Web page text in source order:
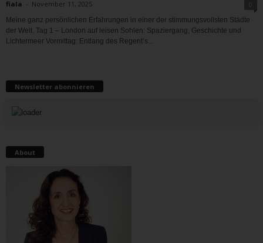
fiala - November 11, 2025
Meine ganz persönlichen Erfahrungen in einer der stimmungsvollsten Städte
der Welt. Tag 1 – London auf leisen Sohlen: Spaziergang, Geschichte und
Lichtermeer Vormittag: Entlang des Regent’s...
Newsletter abonnieren
About